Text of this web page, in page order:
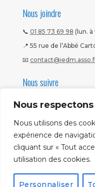
Nous
Nous utilisons des
expérience de
cliquant sur « Tout
utilisation des cookies.
Personnaliser
Nous joindre
📞 01 85 73 69 98 (lun. à
📍 55 rue de l’Abbé
📧
Nous suivre
Mentions légales |